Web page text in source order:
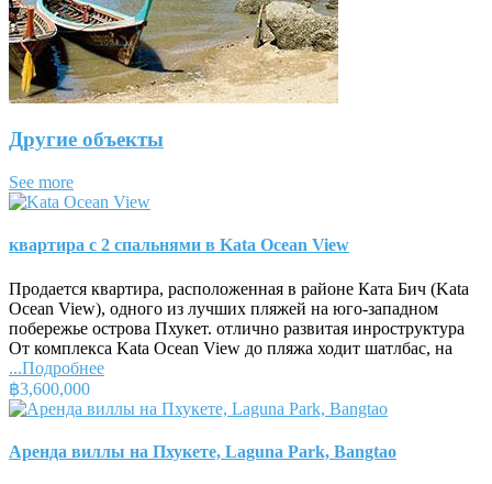
Другие объекты
See more
квартира с 2 спальнями в Kata Ocean View
Продается квартира, расположенная в районе Ката Бич (Kata
Ocean View), одного из лучших пляжей на юго-западном
побережье острова Пхукет. отлично развитая инроструктура
От комплекса Kata Ocean View до пляжа ходит шатлбас, на
...Подробнее
฿3,600,000
Аренда виллы на Пхукете, Laguna Park, Bangtao